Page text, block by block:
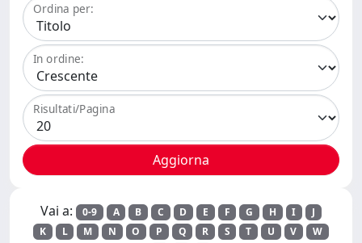
Ordina per:
In ordine:
Risultati/Pagina
Vai a: 0-9 A B C D E F G H I
J
K
L M N O P Q R S T U V
W